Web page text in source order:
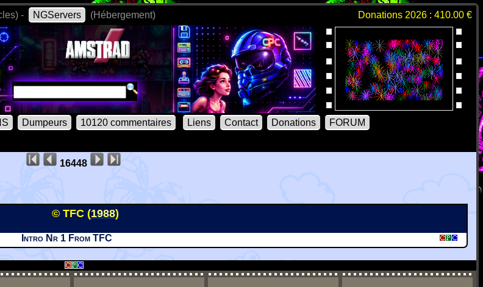
- NGServers (Hébergement) Donations 2026 : 410.00 €
Dumpeurs 10120 commentaires Liens Contact Donations
FORUM
16448
© TFC (1988)
Intro Nr 1 From TFC